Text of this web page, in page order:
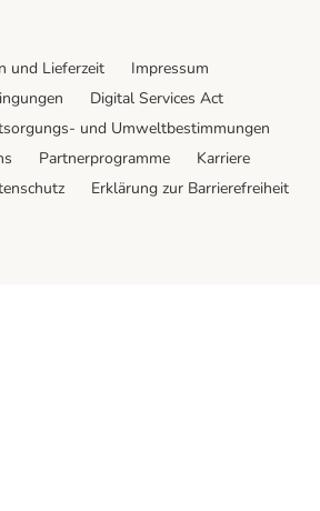
und Lieferzeit
Impressum
Digital Services Act
und Umweltbestimmungen
Partnerprogramme
Karriere
Erklärung zur Barrierefreiheit